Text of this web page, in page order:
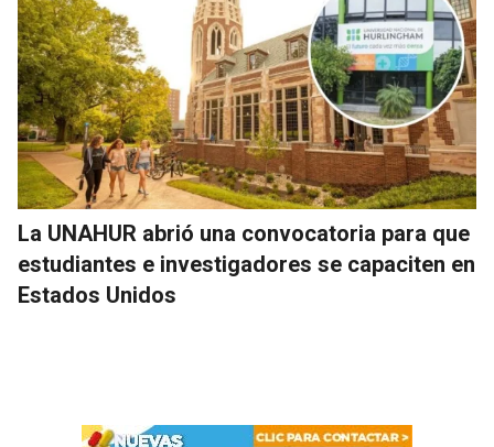
La UNAHUR abrió una convocatoria para que
estudiantes e investigadores se capaciten en
Estados Unidos